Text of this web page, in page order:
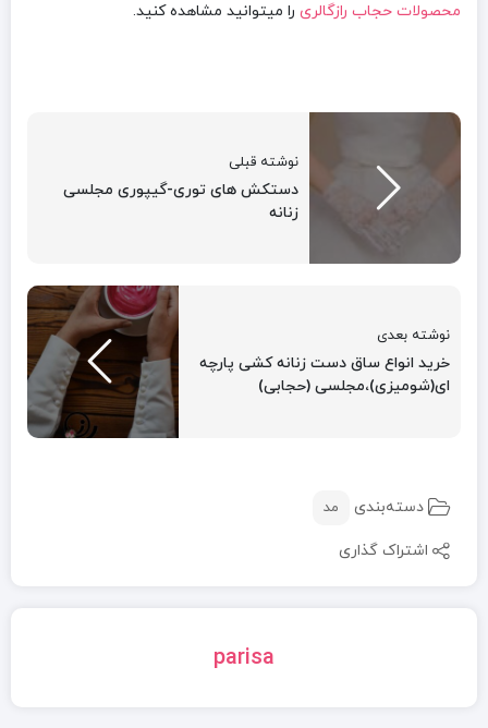
محصولات حجاب رازگالری را میتوانید مشاهده کنید.
نوشته قبلی
دستکش های توری-گیپوری مجلسی
زنانه
نوشته بعدی
خرید انواع ساق دست زنانه کشی پارچه
ای(شومیزی)،مجلسی (حجابی)
دسته‌بندی مد
اشتراک گذاری
parisa